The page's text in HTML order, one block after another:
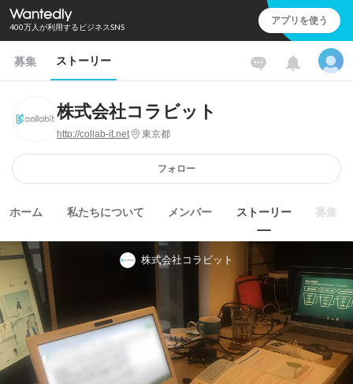
400万人が利用するビジネスSNS アプリを使う
募集 ストーリー
株式会社コラビット
http://collab-it.net 東京都
フォロー
ホーム 私たちについて メンバー ストーリー 募集
株式会社コラビット